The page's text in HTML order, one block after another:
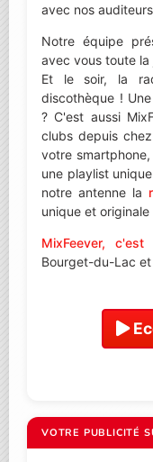
avec nos
Notre équipe
avec vous toute la
Et le soir, la
discothèque ! Une
? C'est aussi
clubs depuis
votre
une playlist
notre antenne la
unique et originale
MixFeever,
Bourget-du-Lac
VOTRE PUBLICITÉ